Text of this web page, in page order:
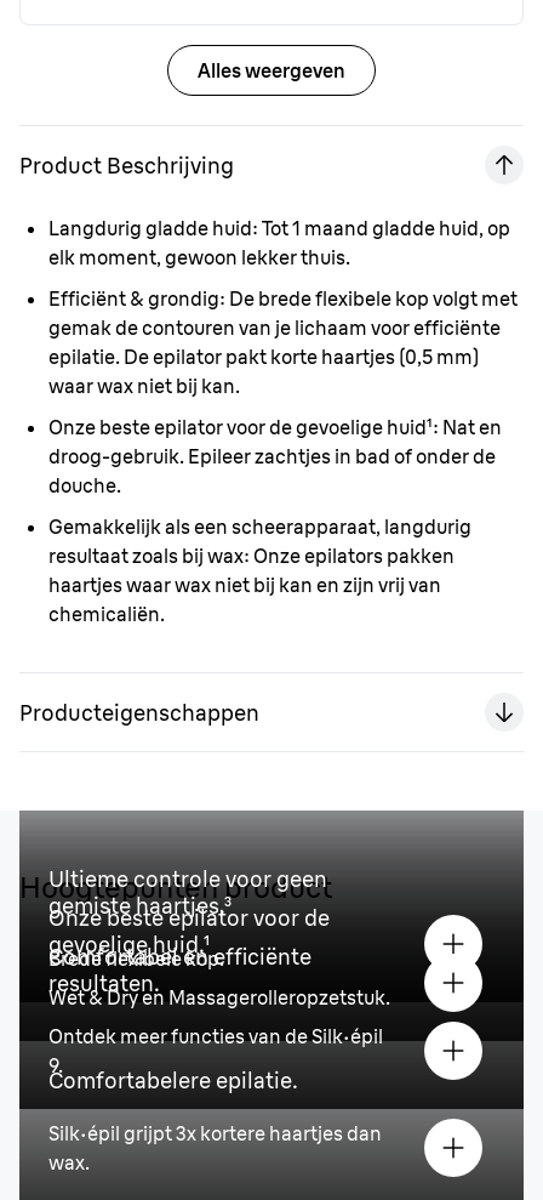
Alles weergeven
Product Beschrijving
Langdurig gladde huid: Tot 1 maand gladde huid, op
elk moment, gewoon lekker thuis.
Efficiënt & grondig: De brede flexibele kop volgt met
gemak de contouren van je lichaam voor efficiënte
epilatie. De epilator pakt korte haartjes (0,5 mm)
waar wax niet bij kan.
Onze beste epilator voor de gevoelige huid¹: Nat en
droog-gebruik. Epileer zachtjes in bad of onder de
douche.
Gemakkelijk als een scheerapparaat, langdurig
resultaat zoals bij wax: Onze epilators pakken
haartjes waar wax niet bij kan en zijn vrij van
chemicaliën.
Producteigenschappen
Hoogtepunten product
Ultieme controle voor geen
gemiste haartjes.³
Brede flexibele kop.
Onze beste epilator voor de
gevoelige huid.¹
Wet & Dry en Massagerolleropzetstuk.
Comfortabel en efficiënte
resultaten.
Ontdek meer functies van de Silk·épil
9.
Comfortabelere epilatie.
Silk·épil grijpt 3x kortere haartjes dan
wax.